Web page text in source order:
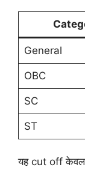
General
OBC
SC
ST
यह cut off केवल